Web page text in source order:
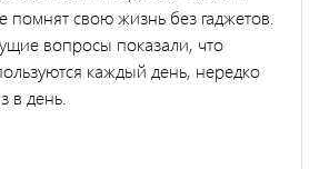
помнят свою жизнь без гаджетов.
вопросы показали, что
каждый день, нередко
в день.